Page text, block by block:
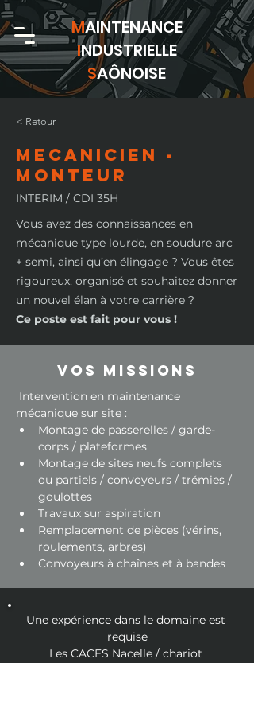
MAINTENANCE
INDUSTRIELLE
SAÔNOISE
< Retour
MECANICIEN -
MONTEUR
INTERIM / CDI 35H
Vous avez des connaissances en
mécanique type lourde, en soudure arc
+ semi, ainsi qu’en élingage ? Vous êtes
rigoureux, organisé et souhaitez donner
un nouvel élan à votre carrière ?
Ce poste est fait pour vous !
Vos missions
Intervention en maintenance
mécanique sur site :
Montage de passerelles / garde-
corps / plateformes
Montage de sites neufs complets
ou partiels / convoyeurs / trémies /
goulottes
Travaux sur aspiration
Remplacement de pièces (vérins,
roulements, arbres)
Convoyeurs à chaînes et à bandes
Une expérience dans le domaine est
requise
Les CACES Nacelle / chariot